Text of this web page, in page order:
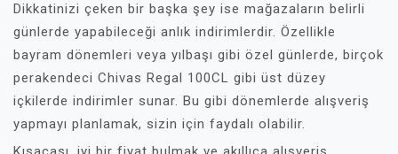
Dikkatinizi çeken bir başka şey ise mağazaların belirli
günlerde yapabileceği anlık indirimlerdir. Özellikle
bayram dönemleri veya yılbaşı gibi özel günlerde, birçok
perakendeci Chivas Regal 100CL gibi üst düzey
içkilerde indirimler sunar. Bu gibi dönemlerde alışveriş
yapmayı planlamak, sizin için faydalı olabilir.